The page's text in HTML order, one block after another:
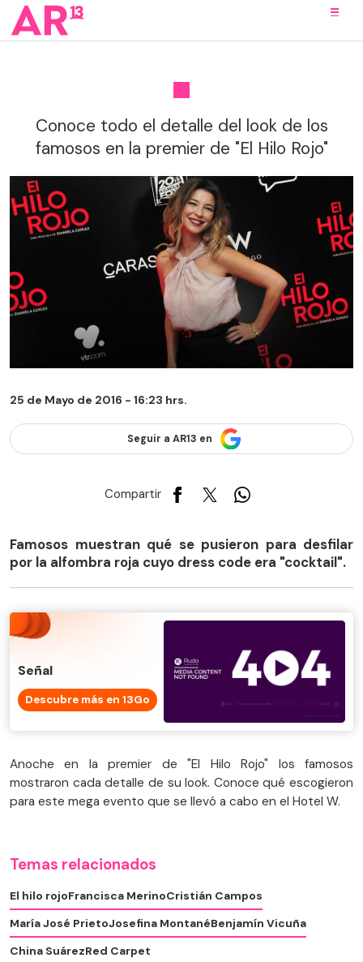
Conoce todo el detalle del look de los
famosos en la premier de "El Hilo Rojo"
25 de Mayo de 2016 - 16:23 hrs.
Seguir a AR13 en
Compartir
Famosos muestran qué se pusieron para desfilar
por la alfombra roja cuyo dress code era "cocktail".
Señal
Descubre más en 13Go
Anoche en la premier de "El Hilo Rojo" los famosos
mostraron cada detalle de su look. Conoce qué escogieron
para este mega evento que se llevó a cabo en el Hotel W.
Temas relacionados
El hilo rojoFrancisca MerinoCristián Campos
María José PrietoJosefina MontanéBenjamín Vicuña
China SuárezRed Carpet